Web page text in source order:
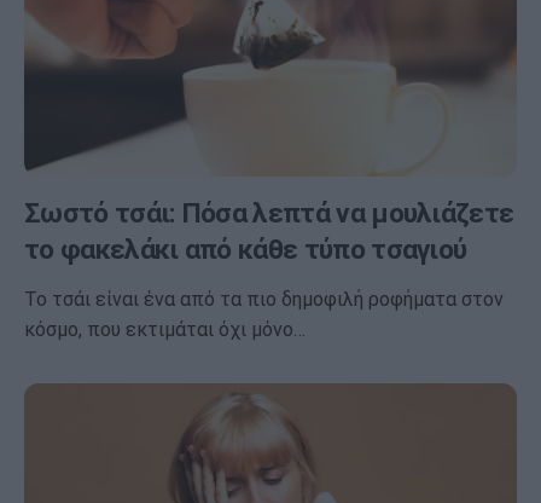
Σωστό τσάι: Πόσα λεπτά να μουλιάζετε
το φακελάκι από κάθε τύπο τσαγιού
Το τσάι είναι ένα από τα πιο δημοφιλή ροφήματα στον
κόσμο, που εκτιμάται όχι μόνο…